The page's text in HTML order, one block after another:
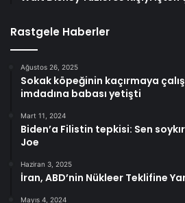
Rastgele Haberler
Ağustos 26, 2025
Sokak köpeğinin kaçırmaya
imdadına babası yetişti
Mart 11, 2024
Biden’a Filistin tepkisi: Sen
Joe
Haziran 3, 2025
İran, ABD’nin Nükleer Teklifine
Mayıs 4, 2024